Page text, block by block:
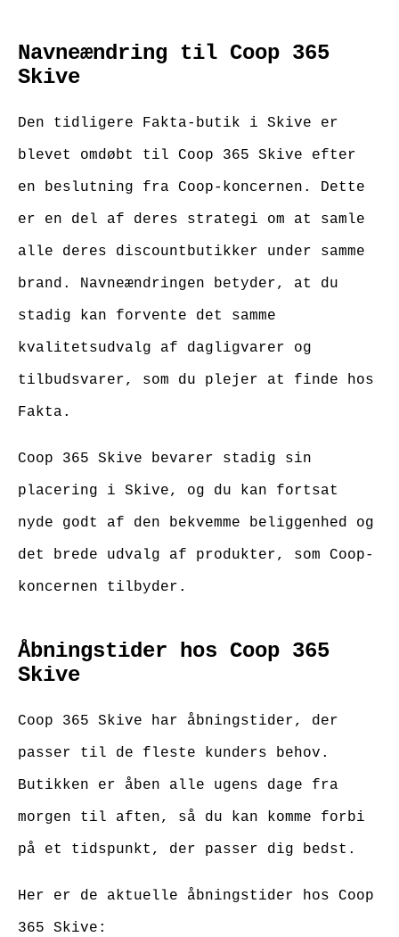
Navneændring til Coop 365
Skive
Den tidligere Fakta-butik i Skive er
blevet omdøbt til Coop 365 Skive efter
en beslutning fra Coop-koncernen. Dette
er en del af deres strategi om at samle
alle deres discountbutikker under samme
brand. Navneændringen betyder, at du
stadig kan forvente det samme
kvalitetsudvalg af dagligvarer og
tilbudsvarer, som du plejer at finde hos
Fakta.
Coop 365 Skive bevarer stadig sin
placering i Skive, og du kan fortsat
nyde godt af den bekvemme beliggenhed og
det brede udvalg af produkter, som Coop-
koncernen tilbyder.
Åbningstider hos Coop 365
Skive
Coop 365 Skive har åbningstider, der
passer til de fleste kunders behov.
Butikken er åben alle ugens dage fra
morgen til aften, så du kan komme forbi
på et tidspunkt, der passer dig bedst.
Her er de aktuelle åbningstider hos Coop
365 Skive: